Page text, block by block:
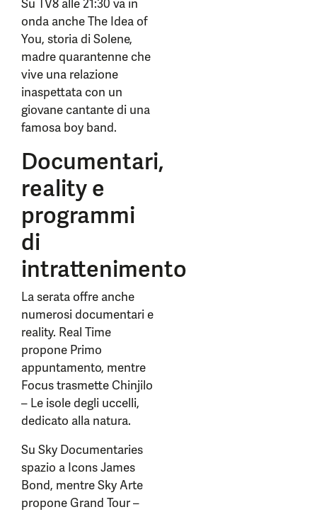
Su TV8 alle 21:30 va in
onda anche The Idea of
You, storia di Solene,
madre quarantenne che
vive una relazione
inaspettata con un
giovane cantante di una
famosa boy band.
Documentari,
reality e
programmi
di
intrattenimento
La serata offre anche
numerosi documentari e
reality. Real Time
propone Primo
appuntamento, mentre
Focus trasmette Chinjilo
– Le isole degli uccelli,
dedicato alla natura.
Su Sky Documentaries
spazio a Icons James
Bond, mentre Sky Arte
propone Grand Tour –